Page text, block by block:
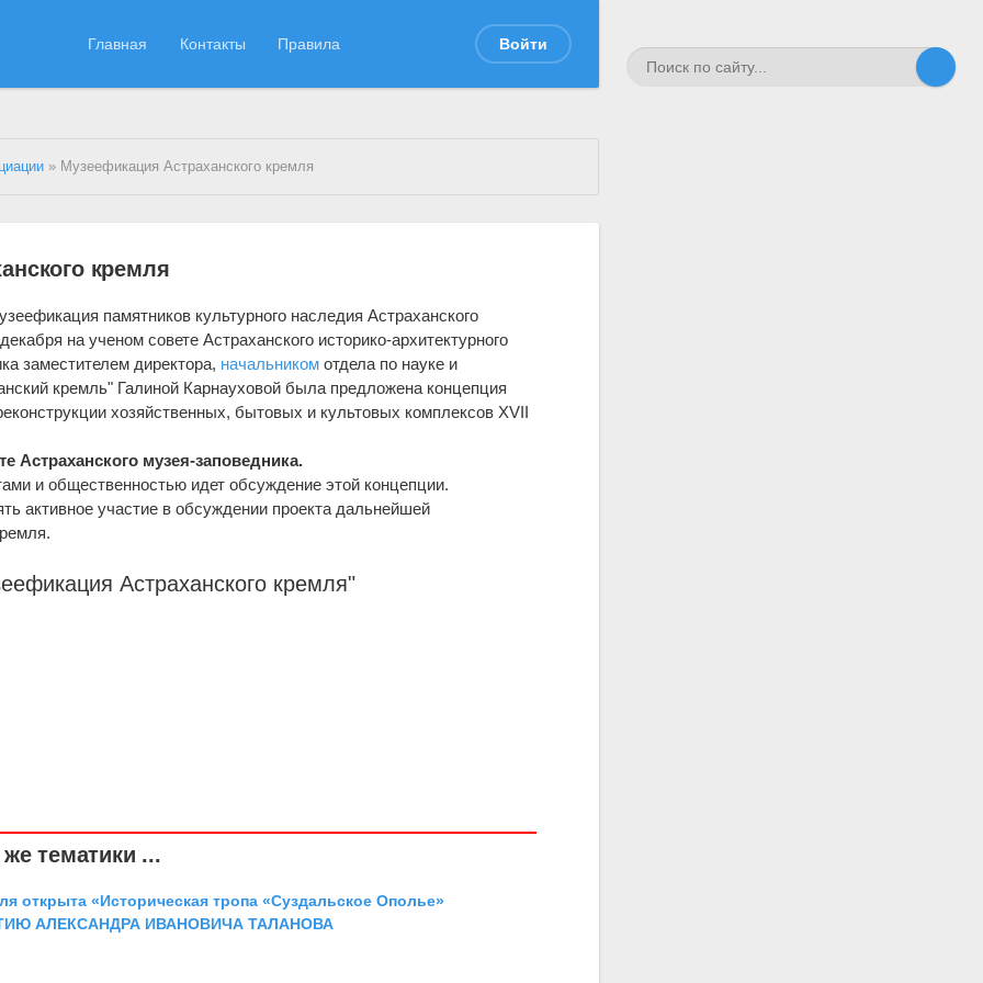
Главная Контакты Правила Войти
» Музеефикация Астраханского кремля
кремля
памятников культурного наследия Астраханского
на ученом совете Астраханского историко-архитектурного
заместителем директора, начальником отдела по науке и
кремль" Галиной Карнауховой была предложена концепция
хозяйственных, бытовых и культовых комплексов XVII
Астраханского музея-заповедника.
и общественностью идет обсуждение этой концепции.
активное участие в обсуждении проекта дальнейшей
Астраханского кремля"
тематики ...
открыта «Историческая тропа «Суздальское Ополье»
АЛЕКСАНДРА ИВАНОВИЧА ТАЛАНОВА